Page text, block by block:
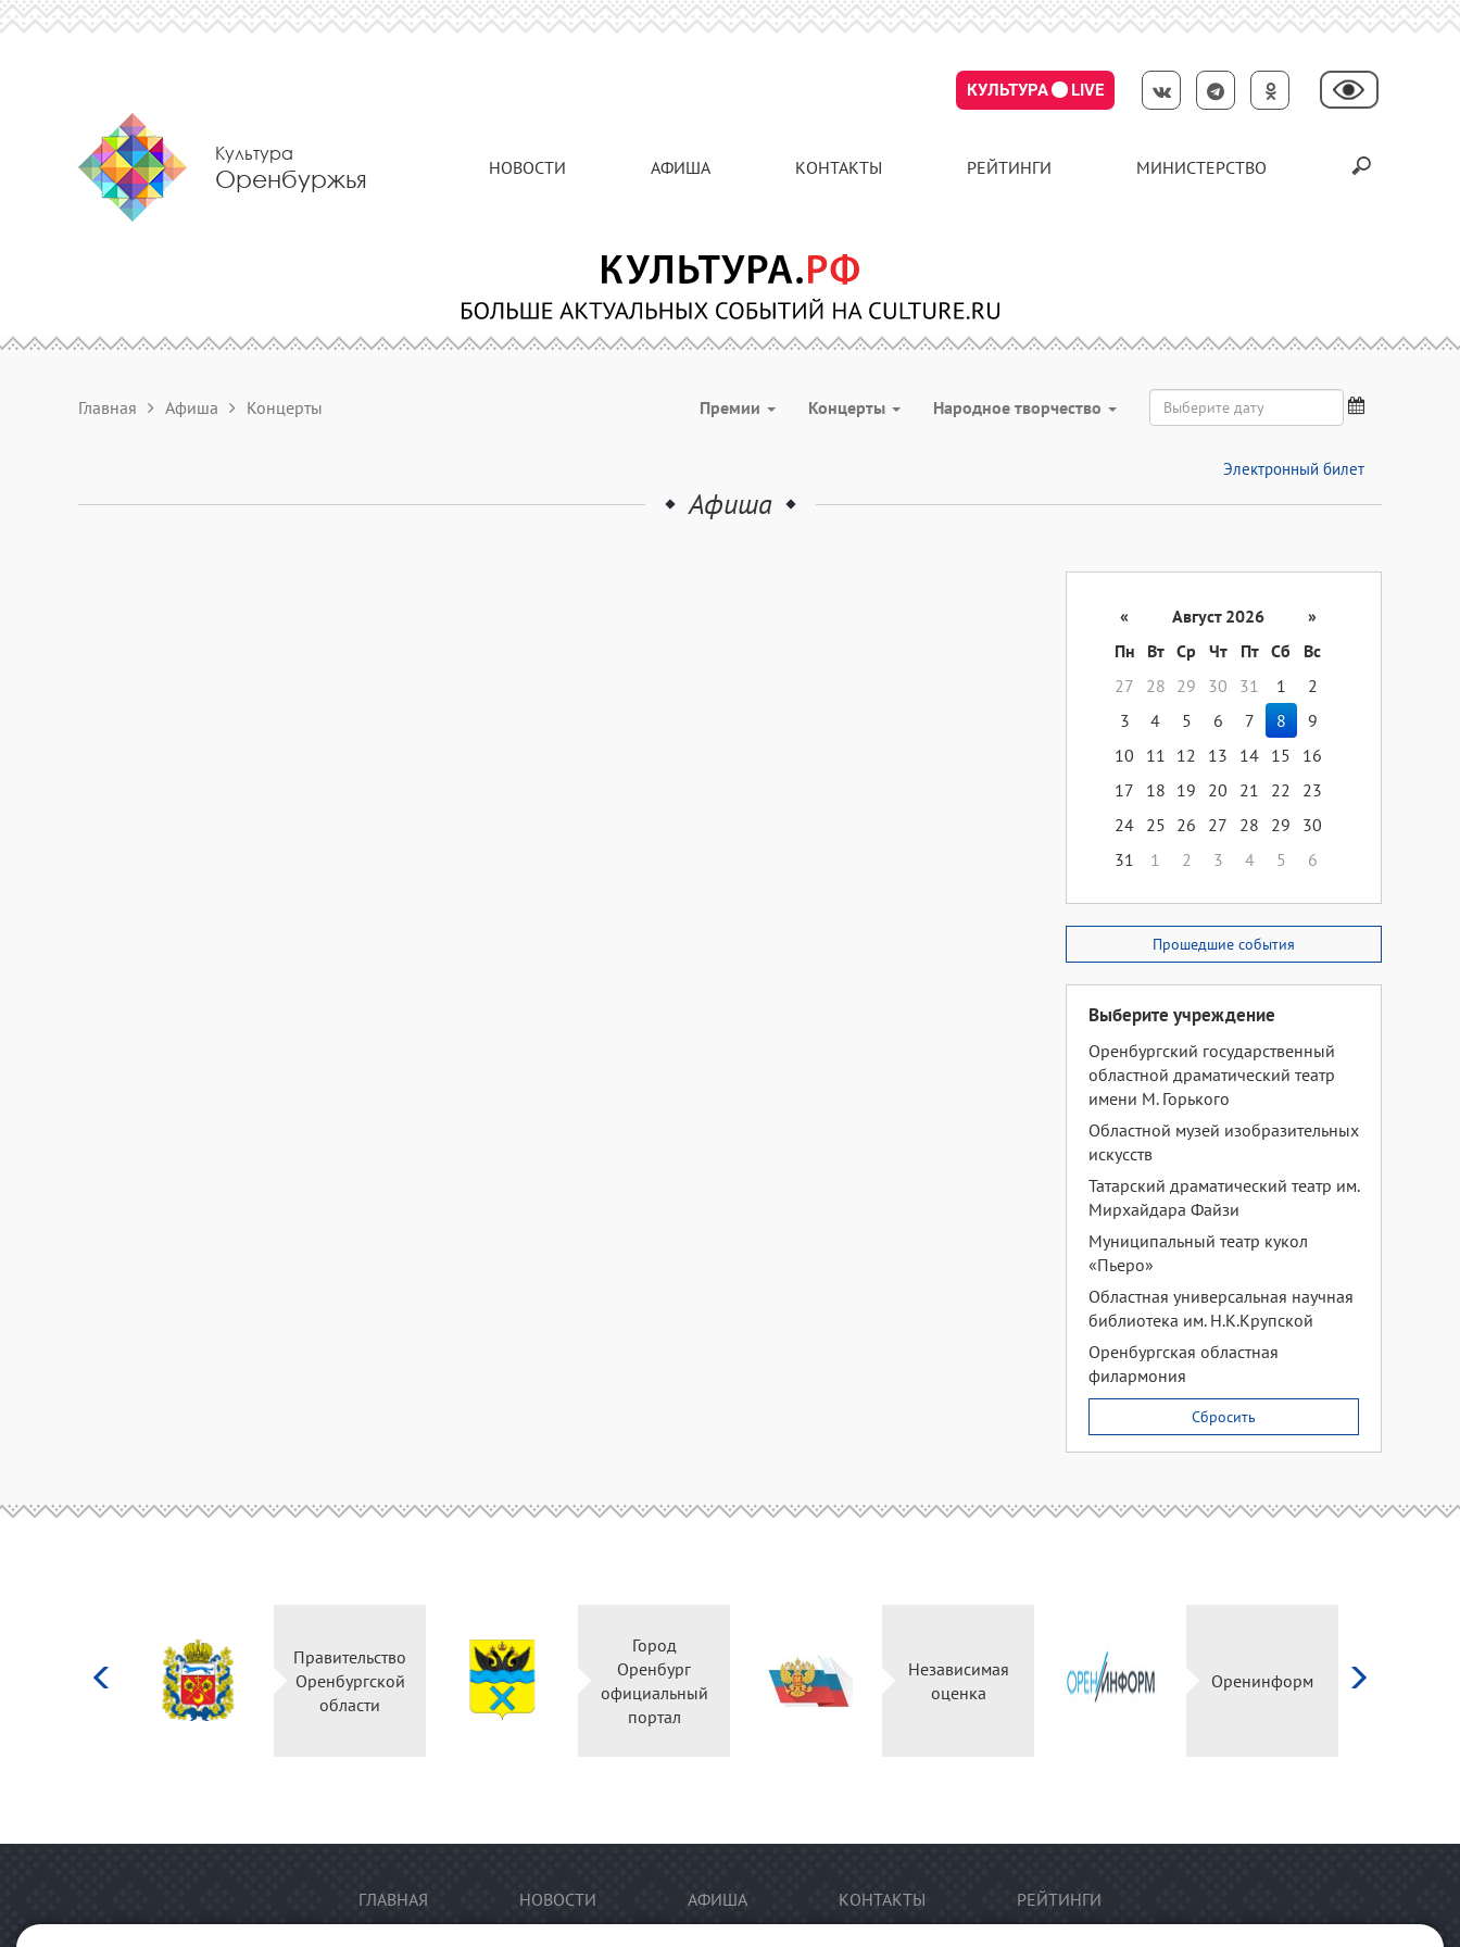
КУЛЬТУРА LIVE
Культура
Оренбуржья НОВОСТИ АФИША КОНТАКТЫ РЕЙТИНГИ МИНИСТЕРСТВО
Главная Афиша Концерты Премии Концерты Народное творчество
Электронный билет
Афиша
« Август 2026
»
Пн
Вт Ср Чт Пт Сб
Вс
27
28 29 30 31 1
2
3
4 5 6 7 8
9
10
11 12 13 14 15
16
17
18 19 20 21 22
23
24 25 26 27 28 29
30
31
1 2 3 4 5 6
Прошедшие события
Выберите учреждение
Оренбургский государственный
областной драматический театр
имени М. Горького
Областной музей изобразительных
искусств
Татарский драматический театр им.
Мирхайдара Файзи
Муниципальный театр кукол
«Пьеро»
Областная универсальная научная
библиотека им. Н.К.Крупской
Оренбургская областная
филармония
Сбросить
Правительство
Оренбургской
области
Город
Оренбург
официальный
портал
Независимая
оценка
Оренинформ
ГЛАВНАЯ НОВОСТИ АФИША КОНТАКТЫ РЕЙТИНГИ